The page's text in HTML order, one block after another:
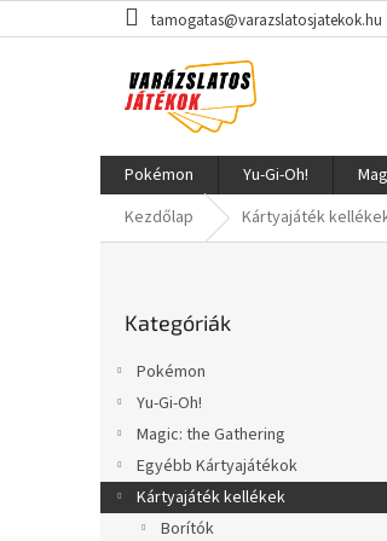
a
tamogatas@varazslatosjatekok.hu
Pokémon Yu-Gi-Oh!
Kezdőlap
Kártyajáték
e
átugrása
Kategóriák
Pokémon
Yu-Gi-Oh!
Magic: the Gathering
Egyébb Kártyajátékok
Kártyajáték kellékek
Borítók